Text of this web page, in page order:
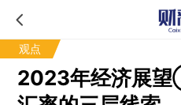
观点
2023年经济展